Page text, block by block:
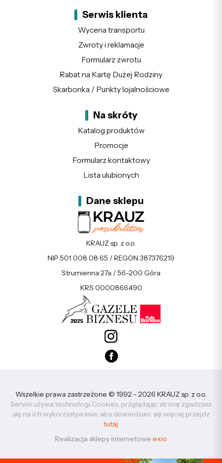
Serwis klienta
Wycena transportu
Zwroty i reklamacje
Formularz zwrotu
Rabat na Kartę Dużej Rodziny
Skarbonka / Punkty lojalnościowe
Na skróty
Katalog produktów
Promocje
Formularz kontaktowy
Lista ulubionych
Dane sklepu
KRAUZ sp. z o.o.
NIP 501 008 08 65 / REGON 387376219
Strumienna 27a / 56-200 Góra
KRS 0000866490
Wszelkie prawa zastrzeżone © 1992 - 2026 KRAUZ sp. z o.o.
Serwis używa technologi Cookies, przglądając stronę zgadzasz
się na ich wykorzystywanie, aby dowiedziec się więcej przejdz
tutaj.
Realizacja sklepy internetowe exio